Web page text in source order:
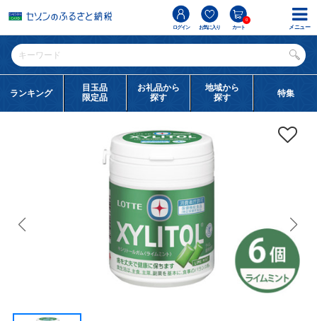
ログイン お気に入り カート
0
ランキング
目玉品
限定品
お礼品から
探す
地域から
探す
特集
メニュー